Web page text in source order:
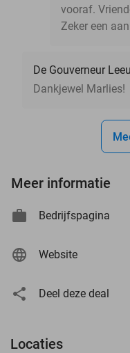
vooraf.
Zeker een
De Gouverneur
Dankjewel Marlies!
Meer informatie
Bedrijfspagina
Website
Deel deze deal
Locaties